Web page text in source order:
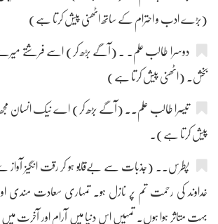
(بڑے ادب و احترام کے ساتھ اٹھنی پیش کرتا ہے)
دوسرا طالب علم۔ ۔ (آگے بڑھ کر) اسے فرشتے
بخش۔ (اٹھنی پیش کرتا ہے)
تیسرا طالب علم۔۔ (آگے بڑھ کر) اے نیک انسان مجھ
پیش کرتا ہے)۔
پطرس۔۔ (جذبات سے بےقابو ہو کر رقت انگیز
خداوند کی رحمت تم پر نازل ہو۔ تمہاری سعادت مندی
بہت متاثر ہوا ہوں۔ تمہیں اس دنیا میں آرام اور آخرت